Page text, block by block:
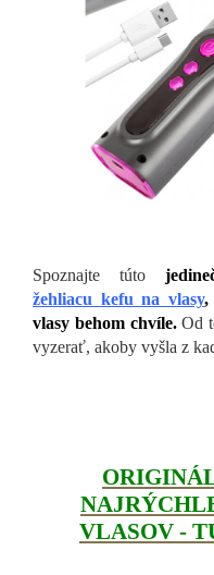
Spoznajte túto
žehliacu kefu na vlasy,
vlasy behom chvíle. Od
vyzerať, akoby vyšla z
VLASOV -